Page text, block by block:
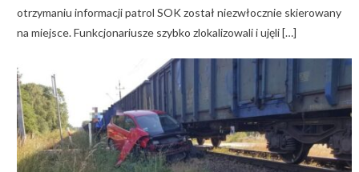
otrzymaniu informacji patrol SOK został niezwłocznie skierowany
na miejsce. Funkcjonariusze szybko zlokalizowali i ujęli […]